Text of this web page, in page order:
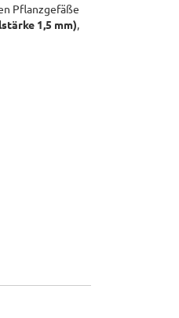
Pflanzgefäße
1,5 mm),